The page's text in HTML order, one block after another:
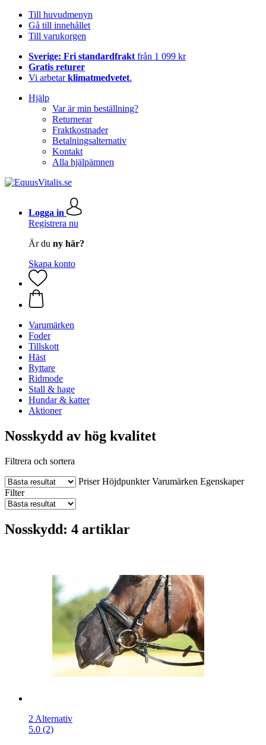
Till huvudmenyn
Gå till innehållet
Till varukorgen
Sverige: Fri standardfrakt från 1 099 kr
Gratis returer
Vi arbetarklimatmedvetet.
Hjälp
Var är min beställning?
Returnerar
Fraktkostnader
Betalningsalternativ
Kontakt
Alla hjälpämnen
Logga in
Registrera nu
Är du ny här?
Skapa konto
Varumärken
Foder
Tillskott
Häst
Ryttare
Ridmode
Stall & hage
Hundar & katter
Aktioner
Nosskydd av hög kvalitet
Filtrera och sortera
Priser Höjdpunkter Varumärken Egenskaper
Filter
Nosskydd: 4 artiklar
2 Alternativ
5.0 (2)